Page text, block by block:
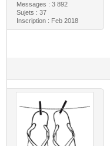
Messages : 3 892
Sujets : 37
Inscription : Feb 2018